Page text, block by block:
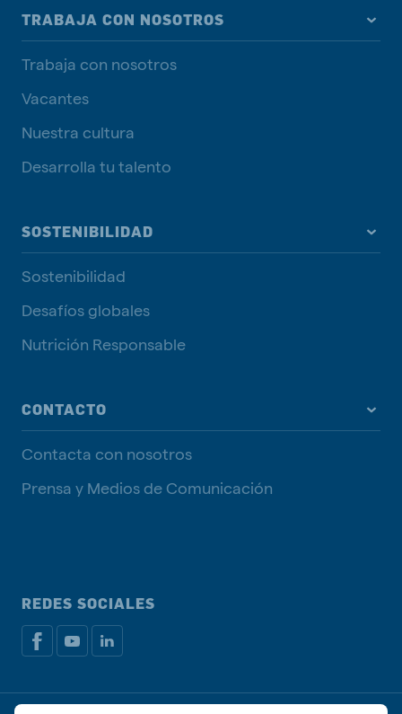
TRABAJA CON NOSOTROS
Trabaja con nosotros
Vacantes
Nuestra cultura
Desarrolla tu talento
SOSTENIBILIDAD
Sostenibilidad
Desafíos globales
Nutrición Responsable
CONTACTO
Contacta con nosotros
Prensa y Medios de Comunicación
REDES SOCIALES